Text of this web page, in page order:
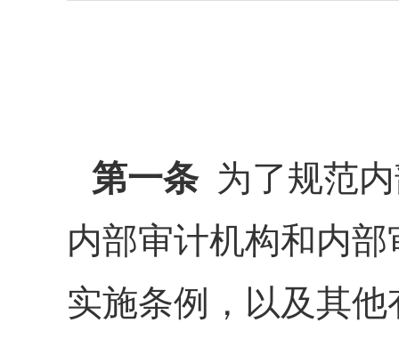
第一条为了规范内
内部审计机构和内
实施条例，以及其